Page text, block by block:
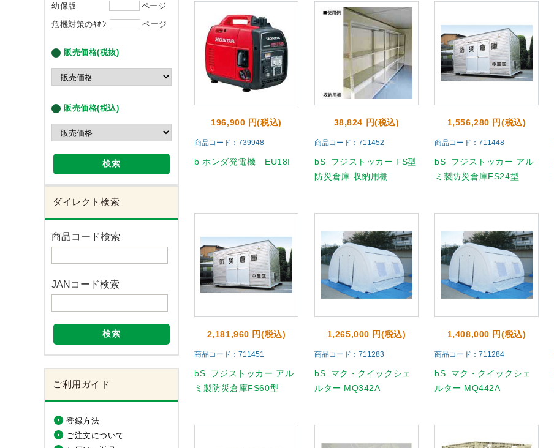
幼保版
ページ
危機対策のｷﾎﾝ
ページ
販売価格(税抜)
販売価格(税込)
検索
ダイレクト検索
商品コード検索
JANコード検索
検索
ご利用ガイド
登録方法
ご注文について
196,900 円(税込)
商品コード：739948
b ホンダ発電機 EU18I
38,824 円(税込)
商品コード：711452
bS_フジストッカー FS型
防災倉庫 収納用棚
1,556,280 円(税込)
商品コード：711448
bS_フジストッカー アル
ミ製防災倉庫FS24型
2,181,960 円(税込)
商品コード：711451
bS_フジストッカー アル
ミ製防災倉庫FS60型
1,265,000 円(税込)
商品コード：711283
bS_マク・クイックシェ
ルター MQ342A
1,408,000 円(税込)
商品コード：711284
bS_マク・クイックシェ
ルター MQ442A